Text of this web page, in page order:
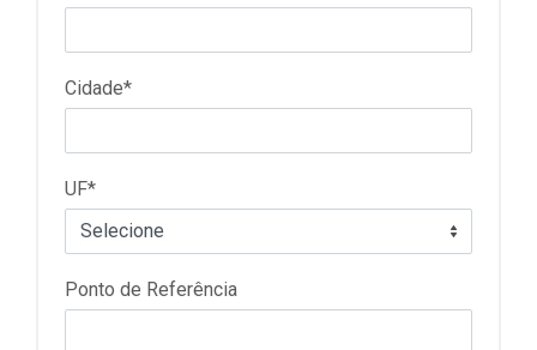
Cidade*
UF*
Ponto de Referência